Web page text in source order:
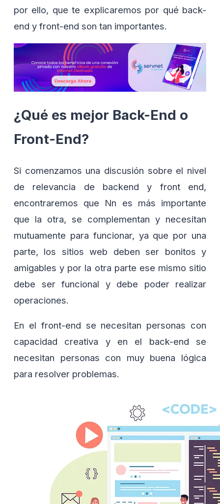
por ello, que te explicaremos por qué back-
end y front-end son tan importantes.
¿Qué es mejor Back-End o
Front-End?
Si comenzamos una discusión sobre el nivel
de relevancia de backend y front end,
encontraremos que Nn es más importante
que la otra, se complementan y necesitan
mutuamente para funcionar, ya que por una
parte, los sitios web deben ser bonitos y
amigables y por la otra parte ese mismo sitio
debe ser funcional y debe poder realizar
operaciones.
En el front-end se necesitan personas con
capacidad creativa y en el back-end se
necesitan personas con muy buena lógica
para resolver problemas.